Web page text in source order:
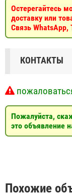
Остерегайтесь
доставку или
Связь WhatsApp,
КОНТАКТЫ
Пожалуйста,
это объявление
Похожие